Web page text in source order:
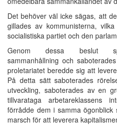
Det behöver väl icke sägas, att
gillades av kommunisterna,
socialistiska partiet och den
Genom dessa beslut
sammanhållning och
proletariatet beredde sig att
På detta sätt saboterades
utveckling, saboterades av en
tillvarataga arbetareklassens
förrådde dem i samma
marsch för att leverera